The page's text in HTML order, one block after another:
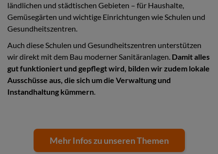
ländlichen und städtischen Gebieten – für Haushalte,
Gemüsegärten und wichtige Einrichtungen wie Schulen und
Gesundheitszentren.
Auch diese Schulen und Gesundheitszentren unterstützen
wir direkt mit dem Bau moderner Sanitäranlagen. Damit alles
gut funktioniert und gepflegt wird, bilden wir zudem lokale
Ausschüsse aus, die sich um die Verwaltung und
Instandhaltung kümmern.
Mehr Infos zu unseren Themen